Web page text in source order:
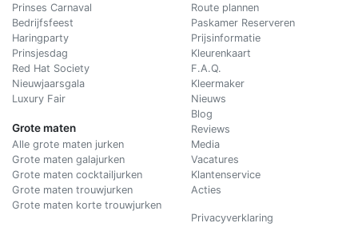
Prinses Carnaval
Bedrijfsfeest
Haringparty
Prinsjesdag
Red Hat Society
Nieuwjaarsgala
Luxury Fair
Grote maten
Alle grote maten jurken
Grote maten galajurken
Grote maten cocktailjurken
Grote maten trouwjurken
Grote maten korte trouwjurken
Route plannen
Paskamer Reserveren
Prijsinformatie
Kleurenkaart
F.A.Q.
Kleermaker
Nieuws
Blog
Reviews
Media
Vacatures
Klantenservice
Acties
Privacyverklaring